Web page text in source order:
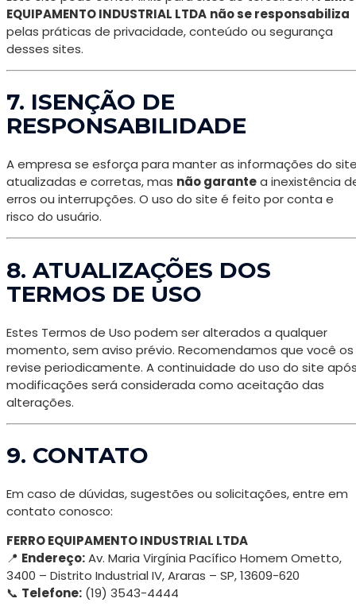
EQUIPAMENTO INDUSTRIAL LTDA não se responsabiliza
pelas práticas de privacidade, conteúdo ou segurança
desses sites.
7. ISENÇÃO DE
RESPONSABILIDADE
A empresa se esforça para manter as informações do
atualizadas e corretas, mas não garantea inexistência
erros ou interrupções. O uso do site é feito por conta e
risco do usuário.
8. ATUALIZAÇÕES DOS
TERMOS DE USO
Estes Termos de Uso podem ser alterados a qualquer
momento, sem aviso prévio. Recomendamos que você os
revise periodicamente. A continuidade do uso do site
modificações será considerada como aceitação das
alterações.
9. CONTATO
Em caso de dúvidas, sugestões ou solicitações, entre em
contato conosco:
FERRO EQUIPAMENTO INDUSTRIAL LTDA
📍 Endereço:Av. Maria Virgínia Pacífico Homem Ometto,
3400 – Distrito Industrial IV, Araras – SP, 13609-620
📞 Telefone: (19) 3543-4444